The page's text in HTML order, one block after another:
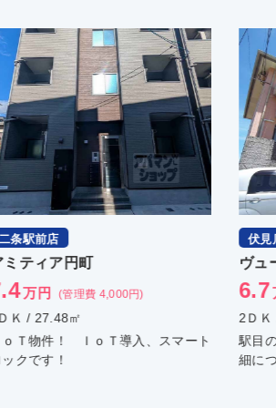
伏見店
ヴュー深草
6.7 万円 (管理費 4,000円)
2ＤＫ / 47㎡
駅目の前！近い！ 周辺環境、物件詳
細についてご説明させてください！